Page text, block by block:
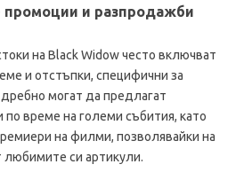
и разпродажби
на Black Widow често включват
и отстъпки, специфични за
могат да предлагат
време на големи събития, като
на филми, позволявайки на
си артикули.